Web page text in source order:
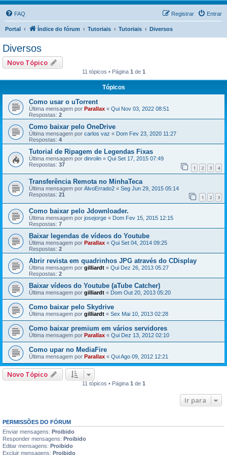
FAQ Entrar
Registrar
Portal Índice do fórum Tutoriais Tutoriais Diversos
Diversos
Novo Tópico
11 tópicos • Página 1 de 1
Tópicos
Como usar o uTorrent
Última mensagem por Parallax « Qui Nov 03, 2022 08:51
Respostas: 2
Como baixar pelo OneDrive
Última mensagem por carlos vaz « Dom Fev 23, 2020 11:27
Respostas: 4
Tutorial de Ripagem de Legendas Fixas
Última mensagem por dinrolin « Qui Set 17, 2015 07:49
Respostas: 37 1 2 3 4
Transferência Remota no MinhaTeca
Última mensagem por AlvoErrado2 « Seg Jun 29, 2015 05:14
Respostas: 21 1 2 3
Como baixar pelo Jdownloader.
Última mensagem por josejorge « Dom Fev 15, 2015 12:15
Respostas: 7
Baixar legendas de vídeos do Youtube
Última mensagem por Parallax « Qui Set 04, 2014 09:25
Respostas: 2
Abrir revista em quadrinhos JPG através do CDisplay
Última mensagem por gilliardt « Qui Dez 26, 2013 05:27
Respostas: 2
Baixar vídeos do Youtube (aTube Catcher)
Última mensagem por gilliardt « Dom Out 20, 2013 05:20
Como baixar pelo Skydrive
Última mensagem por gilliardt « Sex Mai 10, 2013 02:28
Como baixar premium em vários servidores
Última mensagem por Parallax « Qui Dez 13, 2012 02:10
Como upar no MediaFire
Última mensagem por Parallax « Qui Ago 09, 2012 12:21
Novo Tópico
11 tópicos • Página 1 de 1
Ir para
PERMISSÕES DO FÓRUM
Enviar mensagens: Proibido
Responder mensagens: Proibido
Editar mensagens: Proibido
Excluir mensagens: Proibido